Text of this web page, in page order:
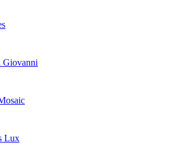
Lux